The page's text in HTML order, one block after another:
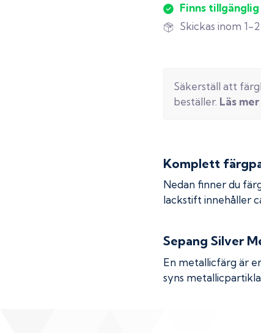
Finns tillgänglig
Skickas inom 1-
Säkerställ att
beställer. Läs mer
Komplett
Nedan finner du
lackstift innehåller
Sepang Silver
En metallicfärg är
syns